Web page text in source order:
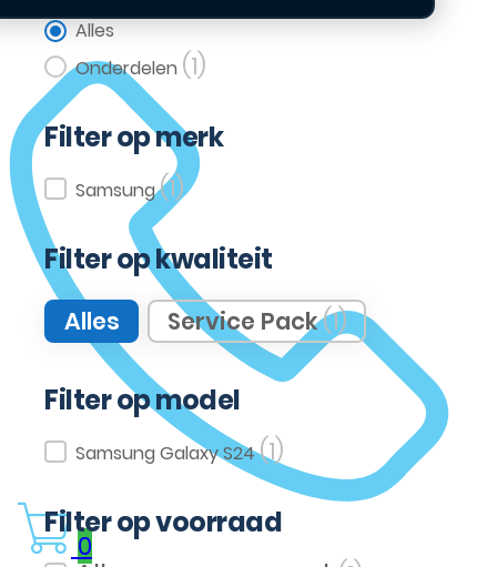
0
Filter op categorie
Alles
Onderdelen (1)
Filter op merk
Filter op merk
Samsung(1)
Filter op kwaliteit
Filter op kwaliteit
Alles Service Pack(1)
Filter op model
Filter op model
Samsung Galaxy S24(1)
Filter op voorraad